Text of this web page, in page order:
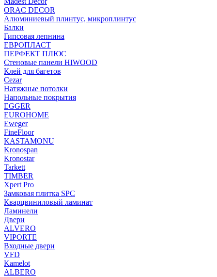
ORAC DECOR
Алюминиевый плинтус, микроплинтус
Балки
Гипсовая лепнина
ЕВРОПЛАСТ
ПЕРФЕКТ ПЛЮС
Стеновые панели HIWOOD
Клей для багетов
Cezar
Натяжные потолки
Напольные покрытия
EGGER
EUROHOME
Eweger
FineFloor
KASTAMONU
Kronospan
Kronostar
Tarkett
TIMBER
Xpert Pro
Замковая плитка SPC
Кварцвиниловый ламинат
Ламинели
Двери
ALVERO
VIPORTE
Входные двери
VFD
Kamelot
ALBERO